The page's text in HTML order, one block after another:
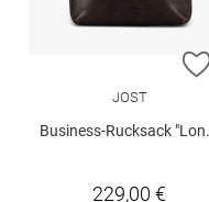
JOST
Business-Rucksack "London"
229,00 €